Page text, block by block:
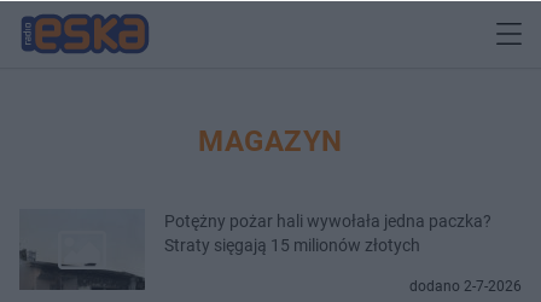
MAGAZYN
Potężny pożar hali wywołała jedna paczka?
Straty sięgają 15 milionów złotych
dodano 2-7-2026